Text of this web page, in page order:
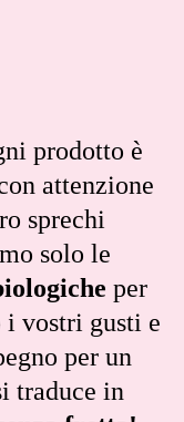
prodotto è
attenzione
sprechi
solo le
per
vostri gusti e
per un
traduce in